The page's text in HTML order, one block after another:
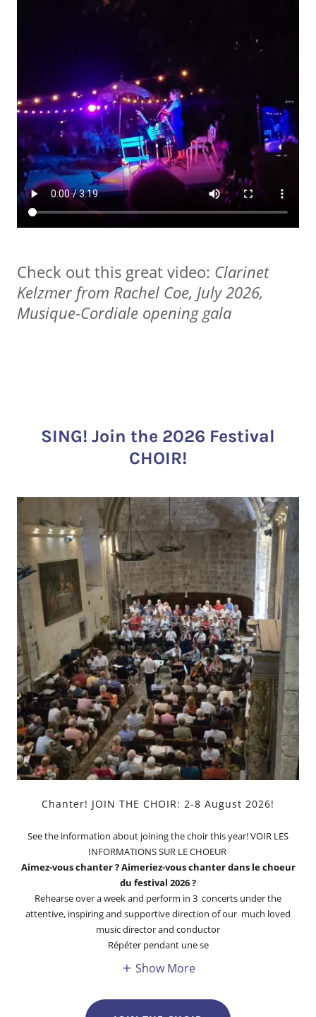
Check out this great video: Clarinet
Kelzmer from Rachel Coe, July 2026,
Musique-Cordiale opening gala
SING! Join the 2026 Festival
CHOIR!
Chanter! JOIN THE CHOIR: 2-8 August 2026!
See the information about joining the choir this year! VOIR LES
INFORMATIONS SUR LE CHOEUR
Aimez-vous chanter ? Aimeriez-vous chanter dans le choeur
du festival 2026 ?
Rehearse over a week and perform in 3 concerts under the
attentive, inspiring and supportive direction of our much loved
music director and conductor
Répéter pendant une se
Show More